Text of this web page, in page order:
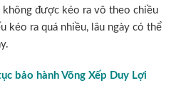
không được kéo ra vô theo chiều
kéo ra quá nhiều, lâu ngày có thể
bảo hành Võng Xếp Duy Lợi